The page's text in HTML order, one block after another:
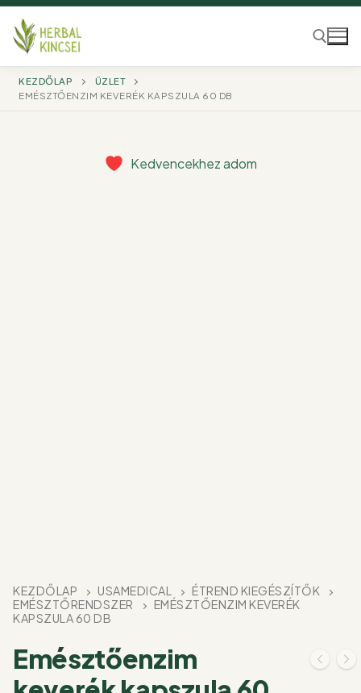
Ugrás
tartalomra
Keresése:
KEZDŐLAP
ÜZLET
EMÉSZTŐENZIM KEVERÉK KAPSZULA 60 DB
Kedvencekhez adom
KEZDŐLAP USAMEDICAL
ÉTREND KIEGÉSZÍTŐK
EMÉSZTŐRENDSZER
EMÉSZTŐENZIM KEVERÉK
KAPSZULA 60 DB
Emésztőenzim